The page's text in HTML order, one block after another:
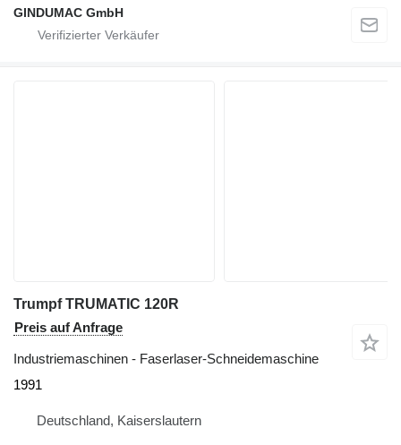
GINDUMAC GmbH
Trumpf TRUMATIC 120R
Preis auf Anfrage
Industriemaschinen - Faserlaser-Schneidemaschine
1991
Deutschland, Kaiserslautern